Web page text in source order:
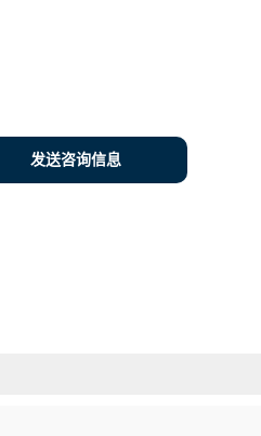
发送咨询信息